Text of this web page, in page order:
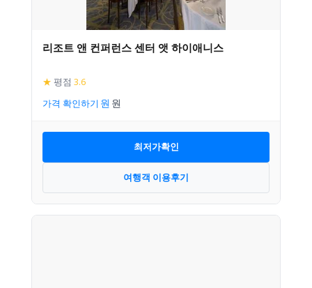
리조트 앤 컨퍼런스 센터 앳 하이애니스
★ 평점 3.6
가격 확인하기
최저가확인
여행객 이용후기